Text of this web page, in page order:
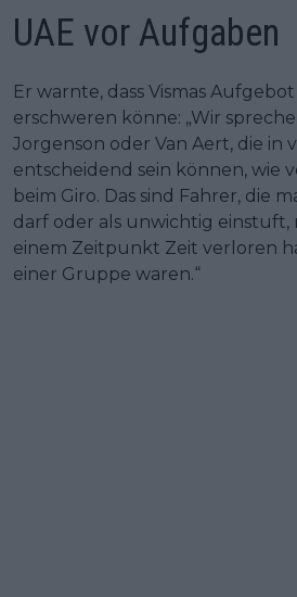
UAE vor Aufgaben
Er warnte, dass Vismas
erschweren könne: „Wir
Jorgenson oder Van Aert, die in
entscheidend sein können, wie
beim Giro. Das sind Fahrer, die
darf oder als unwichtig einstuft,
einem Zeitpunkt Zeit verloren
einer Gruppe waren.“